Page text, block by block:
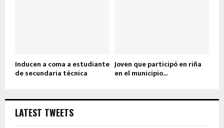
Inducen a coma a estudiante
de secundaria técnica
Joven que participó en riña
en el municipio...
LATEST TWEETS